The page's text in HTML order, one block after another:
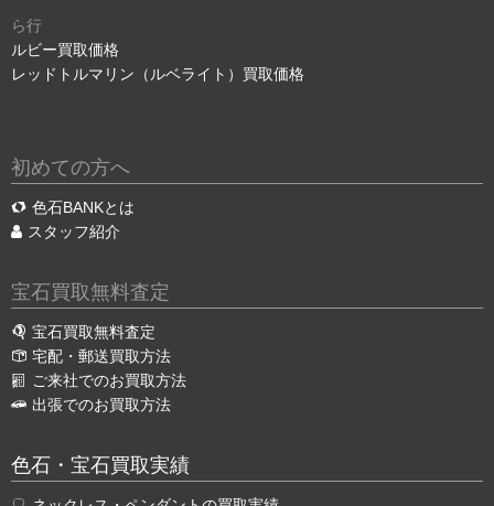
ら行
ルビー買取価格
レッドトルマリン（ルベライト）買取価格
初めての方へ
色石BANKとは
スタッフ紹介
宝石買取無料査定
宝石買取無料査定
宅配・郵送買取方法
ご来社でのお買取方法
出張でのお買取方法
色石・宝石買取実績